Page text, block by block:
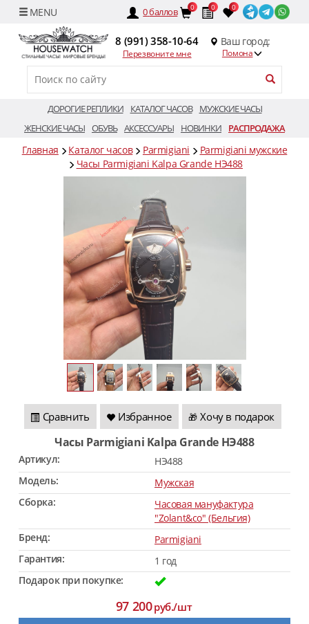
0баллов 0 0 0
8 (991) 358-10-64
Перезвоните мне
Ваш город:
Помона
ДОРОГИЕ РЕПЛИКИ КАТАЛОГ ЧАСОВ
МУЖСКИЕ ЧАСЫ
ЖЕНСКИЕ ЧАСЫ ОБУВЬ АКСЕССУАРЫ НОВИНКИ РАСПРОДАЖА
Главная Каталог часов Parmigiani
Parmigiani мужские
Часы Parmigiani Kalpa Grande HЭ488
Сравнить Избранное 🎁 Хочу в подарок
Часы Parmigiani Kalpa Grande HЭ488
Артикул:
HЭ488
Модель:
Мужская
Сборка:
Часовая мануфактура
"Zolant&co" (Бельгия)
Бренд:
Parmigiani
Гарантия:
1 год
Подарок при покупке:
97 200руб./шт